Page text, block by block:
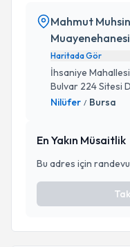
Mahmut
Muayenehanesi
Haritada Gör
İhsaniye
Bulvar 224 Sitesi
Nilüfer / Bursa
En Yakın Müsaitlik
Bu adres için